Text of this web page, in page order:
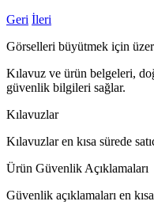
Geri İleri
Görselleri büyütmek için
Kılavuz ve ürün belgeleri,
güvenlik bilgileri sağlar.
Kılavuzlar
Kılavuzlar en kısa sürede
Ürün Güvenlik Açıklamaları
Güvenlik açıklamaları en